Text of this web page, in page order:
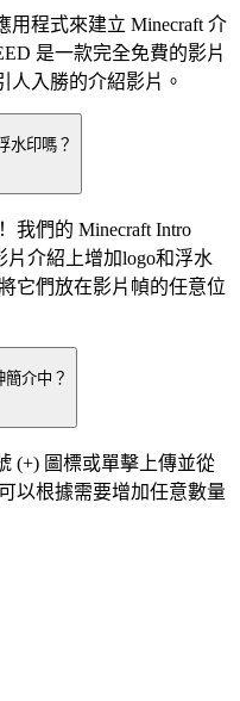
用程式來建立 Minecraft 介
是一款完全免費的影片
人入勝的介紹影片。
水印嗎？
們的 Minecraft Intro
片介紹上增加logo和浮水
它們放在影片幀的任意位
介中？
(+) 圖標或單擊上傳並從
以根據需要增加任意數量